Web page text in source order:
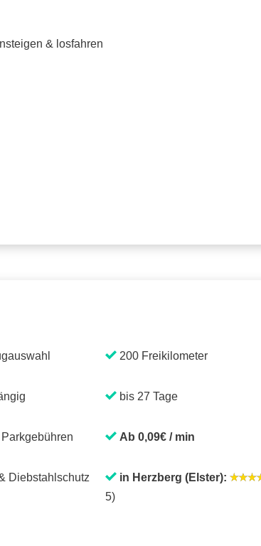
& losfahren
Diebstahlschutz
200 Freikilometer
bis 27 Tage
Ab 0,09€ / min
in Herzberg (Elster):
5)